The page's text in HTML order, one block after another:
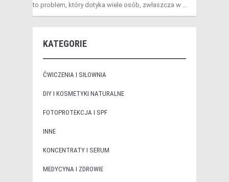
to problem, który dotyka wiele osób, zwłaszcza w …
KATEGORIE
ĆWICZENIA I SIŁOWNIA
DIY I KOSMETYKI NATURALNE
FOTOPROTEKCJA I SPF
INNE
KONCENTRATY I SERUM
MEDYCYNA I ZDROWIE